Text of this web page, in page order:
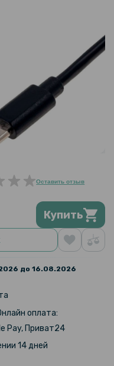
Оставить отзыв
Купить
до 16.08.2026
оплата:
Pay, Приват24
14 дней